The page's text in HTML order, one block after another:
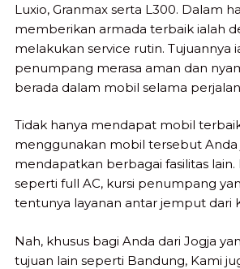
Luxio, Granmax serta L300. Dalam
memberikan armada terbaik ialah
melakukan service rutin. Tujuannya
penumpang merasa aman dan
berada dalam mobil selama
Tidak hanya mendapat mobil
menggunakan mobil tersebut Anda
mendapatkan berbagai fasilitas lain.
seperti full AC, kursi penumpang
tentunya layanan antar jemput dari
Nah, khusus bagi Anda dari Jogja
tujuan lain seperti Bandung, Kami